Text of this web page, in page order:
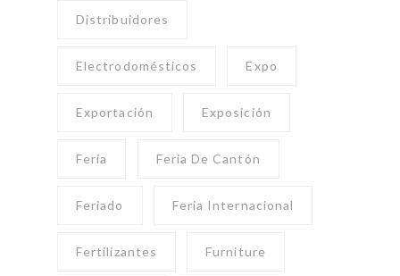
Distribuidores
Electrodomésticos Expo
Exportación Exposición
Feria Feria De Cantón
Feriado Feria Internacional
Fertilizantes Furniture